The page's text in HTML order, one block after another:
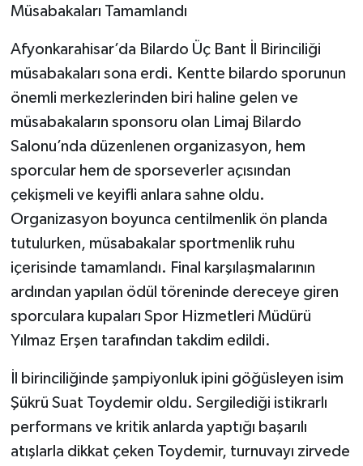
Müsabakaları Tamamlandı
Afyonkarahisar’da Bilardo Üç Bant İl Birinciliği
müsabakaları sona erdi. Kentte bilardo sporunun
önemli merkezlerinden biri haline gelen ve
müsabakaların sponsoru olan Limaj Bilardo
Salonu’nda düzenlenen organizasyon, hem
sporcular hem de sporseverler açısından
çekişmeli ve keyifli anlara sahne oldu.
Organizasyon boyunca centilmenlik ön planda
tutulurken, müsabakalar sportmenlik ruhu
içerisinde tamamlandı. Final karşılaşmalarının
ardından yapılan ödül töreninde dereceye giren
sporculara kupaları Spor Hizmetleri Müdürü
Yılmaz Erşen tarafından takdim edildi.
İl birinciliğinde şampiyonluk ipini göğüsleyen isim
Şükrü Suat Toydemir oldu. Sergilediği istikrarlı
performans ve kritik anlarda yaptığı başarılı
atışlarla dikkat çeken Toydemir, turnuvayı zirvede